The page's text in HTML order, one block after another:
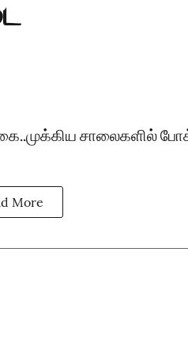
சாலைகளில்
More